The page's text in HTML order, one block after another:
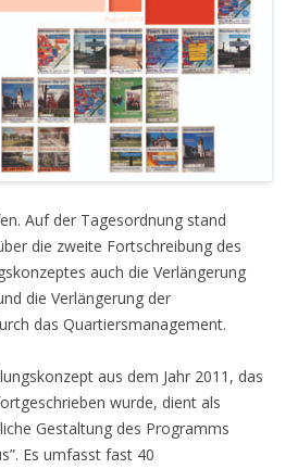
Auf der Tagesordnung stand
die zweite Fortschreibung des
auch die Verlängerung
die Verlängerung der
das Quartiersmanagement.
aus dem Jahr 2011, das
wurde, dient als
Gestaltung des Programms
Es umfasst fast 40